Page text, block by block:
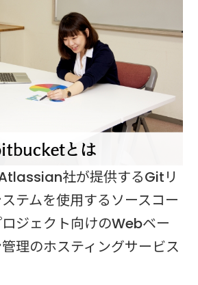
社が提供するGitリ
テムを使用するソースコー
ジェクト向けのWebベー
理のホスティングサービス